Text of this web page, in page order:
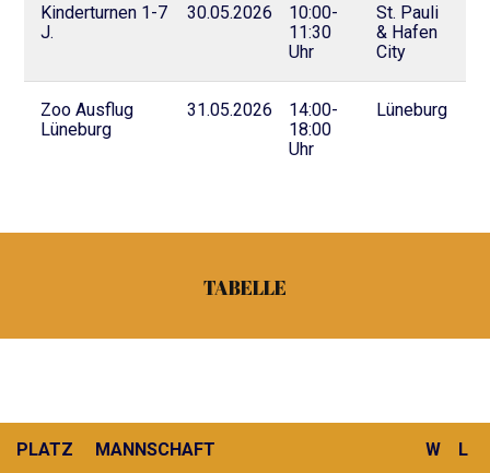
Kinderturnen 1-7
J.
30.05.2026
10:00-
11:30
Uhr
St. Pauli
& Hafen
City
Zoo Ausflug
Lüneburg
31.05.2026
14:00-
18:00
Uhr
Lüneburg
TABELLE
PLATZ MANNSCHAFT W L